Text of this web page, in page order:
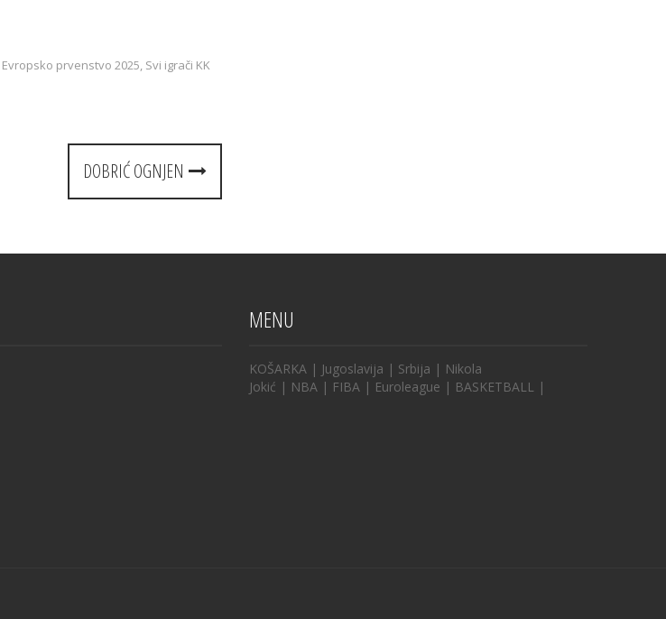
Evropsko prvenstvo 2025 Svi igrači KK
DOBRIĆ OGNJEN
MENU
KOŠARKA | Jugoslavija | Srbija | Nikola
Jokić | NBA | FIBA | Euroleague | BASKETBALL |